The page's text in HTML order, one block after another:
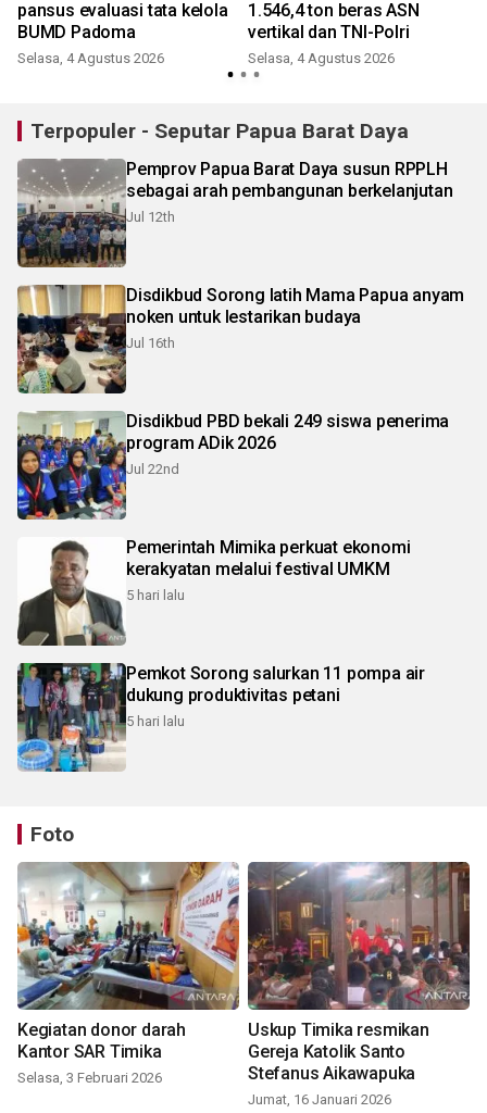
pansus evaluasi tata kelola
BUMD Padoma
Selasa, 4 Agustus 2026
1.546,4 ton beras ASN
vertikal dan TNI-Polri
Selasa, 4 Agustus 2026
Terpopuler - Seputar Papua Barat Daya
Pemprov Papua Barat Daya susun RPPLH
sebagai arah pembangunan berkelanjutan
Jul 12th
Disdikbud Sorong latih Mama Papua anyam
noken untuk lestarikan budaya
Jul 16th
Disdikbud PBD bekali 249 siswa penerima
program ADik 2026
Jul 22nd
Pemerintah Mimika perkuat ekonomi
kerakyatan melalui festival UMKM
5 hari lalu
Pemkot Sorong salurkan 11 pompa air
dukung produktivitas petani
5 hari lalu
Foto
Kegiatan donor darah
Kantor SAR Timika
Selasa, 3 Februari 2026
Uskup Timika resmikan
Gereja Katolik Santo
Stefanus Aikawapuka
Jumat, 16 Januari 2026